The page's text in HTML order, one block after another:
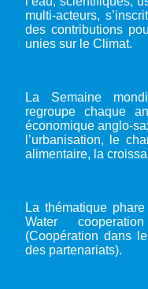
multi-acteurs,
des contributions
unies sur le Climat.
La Semaine
regroupe chaque
économique anglo-
l’urbanisation, le
alimentaire, la
La thématique
Water
(Coopération dans
des partenariats).